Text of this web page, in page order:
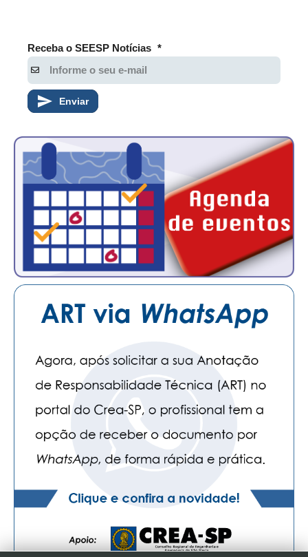
Receba o SEESP Notícias *
Enviar